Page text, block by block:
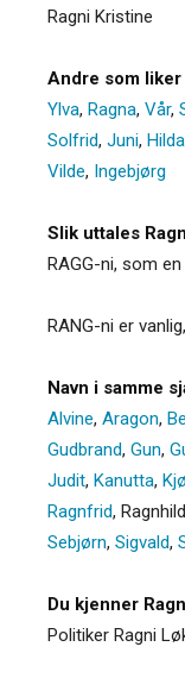
Ragni Kristine
Andre som
Ylva, Ragna, Vår,
Solfrid, Juni, Hilda
Vilde, Ingebjørg
Slik uttales
RAGG-ni, som
RANG-ni er
Navn i samme
Alvine, Aragon,
Gudbrand, Gun,
Judit, Kanutta,
Ragnfrid,
Sebjørn, Sigvald,
Du kjenner
Politiker Ragni